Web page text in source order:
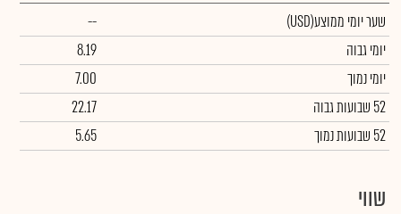
שער יומי ממוצע(USD)
--
יומי גבוה
8.19
יומי נמוך
7.00
52 שבועות גבוה
22.17
52 שבועות נמוך
5.65
שווי